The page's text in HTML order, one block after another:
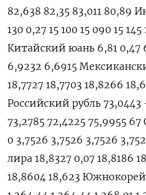
82,638 82,35 83,011 80,89
130 0,27 15 100 15 090 15
Китайский юань 6,81 0,47
6,9232 6,6915
18,7727 18,7703 18,8266
Российский рубль 73,0443
73,2785 72,4225 75,9955
0 3,7526 3,7526 3,7526
лира 18,8327 0,07 18,8186
18,8604 18,623